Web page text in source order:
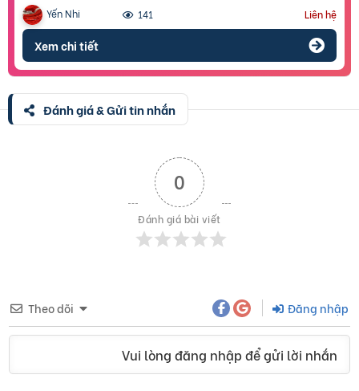
Yến Nhi 141 Liên hệ
Xem chi tiết
Đánh giá & Gửi tin nhắn
0
Đánh giá bài viết
Theo dõi Đăng nhập
Vui lòng đăng nhập để gửi lời nhắn